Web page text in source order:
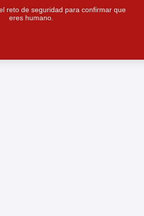
reto de seguridad para confirmar que
eres humano.